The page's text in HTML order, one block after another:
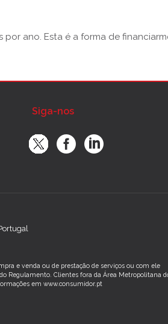
ano. Esta é a forma de
Siga-nos
e venda ou de prestação de serviços ou com ele
Regulamento. Clientes fora da Área Metropolitana
em www.consumidor.pt